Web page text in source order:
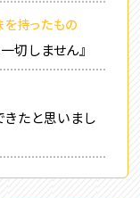
を持ったもの
切しません』
きたと思いまし